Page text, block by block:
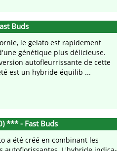
Buds
le gelato est rapidement
génétique plus délicieuse.
autofleurrissante de cette
est un hybride équilib ...
*** - Fast Buds
a été créé en combinant les